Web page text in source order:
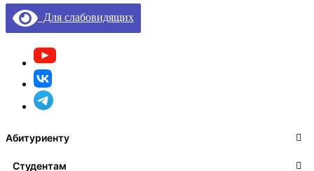
Для слабовидящих
Абитуриенту
Студентам